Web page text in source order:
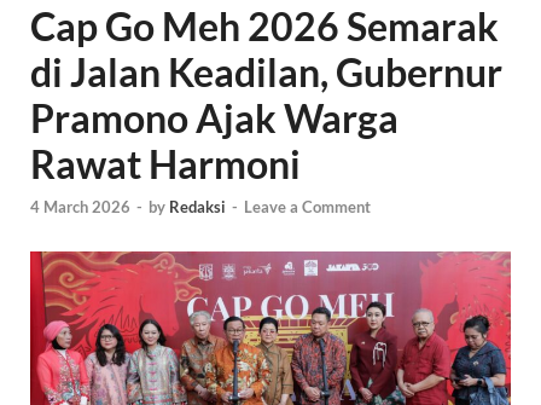
Cap Go Meh 2026 Semarak
di Jalan Keadilan, Gubernur
Pramono Ajak Warga
Rawat Harmoni
4 March 2026 - by Redaksi - Leave a Comment